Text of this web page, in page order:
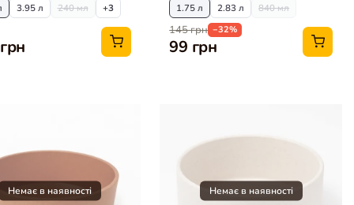
3.95 л 240 мл +3 1.75 л 2.83 л 840 мл
145 грн −32%
99 грн